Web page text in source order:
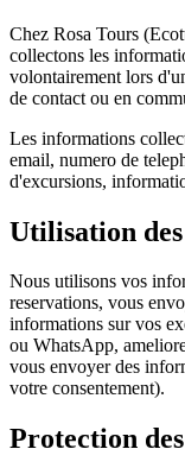
Chez Rosa Tours
collectons les
volontairement lors
de contact ou en
Les informations
email, numero de
d'excursions,
Utilisation
Nous utilisons vos
reservations, vous
informations sur vos
ou WhatsApp,
vous envoyer des
votre consentement).
Protection